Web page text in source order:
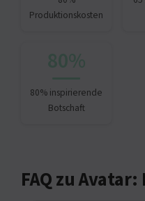
Produktionskosten
80%
80% inspirierende
Botschaft
FAQ zu